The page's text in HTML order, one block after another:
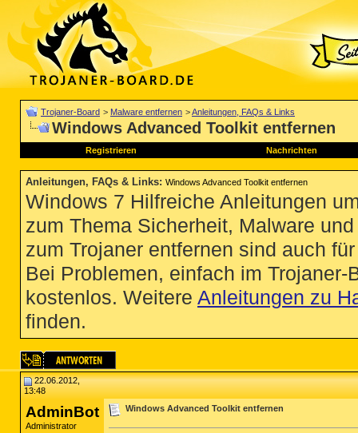
Trojaner-Board > Malware entfernen >Anleitungen, FAQs & Links
Windows Advanced Toolkit entfernen
Registrieren Nachrichten
Anleitungen, FAQs & Links: Windows Advanced Toolkit entfernen
Windows 7 Hilfreiche Anleitungen
zum Thema Sicherheit, Malware
zum Trojaner entfernen sind auch
Bei Problemen, einfach im
kostenlos. Weitere Anleitungen zu
finden.
22.06.2012,
13:48
AdminBot
Administrator
Windows Advanced Toolkit entfernen